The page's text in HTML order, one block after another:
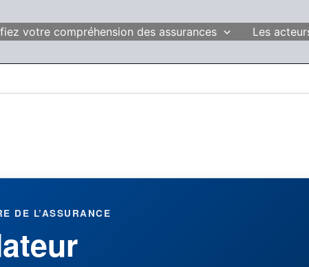
votre compréhension des assurances Les
DE L’ASSURANCE